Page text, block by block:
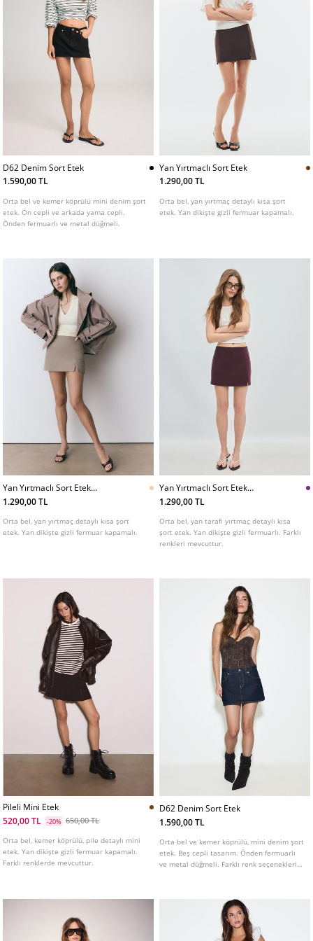
D62 Denim Sort Etek
1.590,00 TL
Orta bel ve kemer köprülü mini denim şort
etek. Ön cepli ve arkada yama cepli.
Önden fermuarlı ve metal düğmeli.
Yan Yırtmaclı Sort Etek
1.290,00 TL
Orta bel, yan yırtmaç detaylı kısa şort
etek. Yan dikişte gizli fermuar kapamalı.
Yan Yırtmaclı Sort Etek
L04799768
1.290,00 TL
Orta bel, yan yırtmaç detaylı kısa şort
etek. Yan dikişte gizli fermuar kapamalı.
Yan Yırtmaclı Sort Etek
L04799768
1.290,00 TL
Orta bel, yan tarafı yırtmaç detaylı kısa
şort etek. Yan dikişte gizli fermuarlı. Farklı
renkleri mevcuttur.
Pileli Mini Etek
520,00 TL
-20% 650,00 TL
Orta bel, kemer köprülü, pile detaylı mini
etek. Yan dikişte gizli fermuar kapamalı.
Farklı renklerde mevcuttur.
D62 Denim Sort Etek
1.590,00 TL
Orta bel ve kemer köprülü, mini denim şort
etek. Beş cepli tasarım. Önden fermuarlı
ve metal düğmeli. Farklı renk seçenekleri